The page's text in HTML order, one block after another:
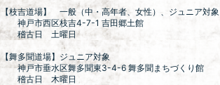
【枝吉道場】 一般（中・高年者、女性）、ジュニア対象
神戸市西区枝吉4-7-1 吉田郷土館
稽古日 土曜日
【舞多聞道場】ジュニア対象
神戸市垂水区舞多聞東3-4-6 舞多聞まちづくり館
稽古日 木曜日